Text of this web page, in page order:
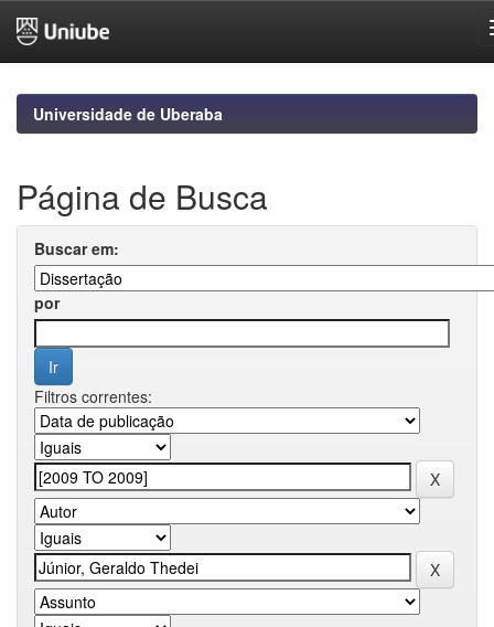
navigationUniversidade de Uberaba
Página de Busca
Buscar em:
por
Filtros correntes: